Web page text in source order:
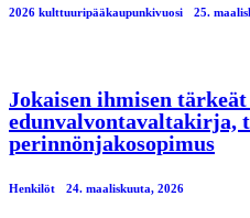
2026 kulttuuripääkaupunkivuosi 25.
Jokaisen ihmisen
edunvalvontavaltakirja,
perinnönjakosopimus
Henkilöt 24. maaliskuuta, 2026